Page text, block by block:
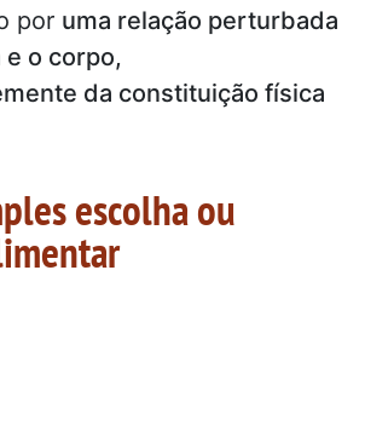
por uma relação perturbada
e o corpo,
da constituição física
escolha ou